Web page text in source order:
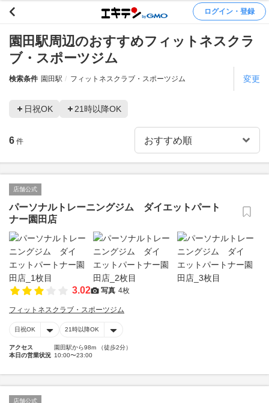
ログイン・登録
園田駅周辺のおすすめフィットネスクラ
ブ・スポーツジム
検索条件 園田駅 フィットネスクラブ・スポーツジム 変更
日祝OK 21時以降OK
6 件
店舗公式
パーソナルトレーニングジム ダイエットパート
ナー園田店
3.02 写真 4枚
フィットネスクラブ・スポーツジム
日祝OK 21時以降OK
アクセス
園田駅から98m （徒歩2分）
本日の営業状況 10:00〜23:00
店舗公式